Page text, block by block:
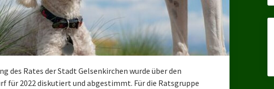
des Rates der Stadt Gelsenkirchen wurde über den
für 2022 diskutiert und abgestimmt. Für die Ratsgruppe